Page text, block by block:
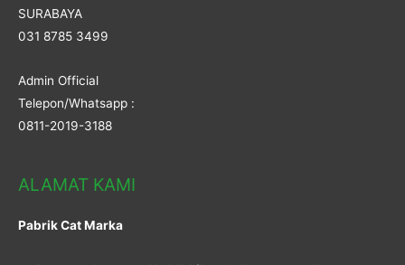
SURABAYA
031 8785 3499
Admin Official
Telepon/Whatsapp :
0811-2019-3188
ALAMAT KAMI
Pabrik Cat Marka